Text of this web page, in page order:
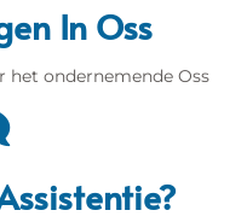
In Oss
ondernemende Oss